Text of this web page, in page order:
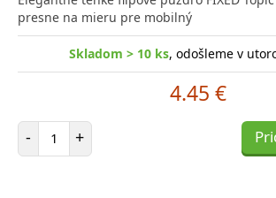
presne na mieru pre mobilný
Skladom > 10 ks, odošleme v
4.45 €
- Počet položiek
+